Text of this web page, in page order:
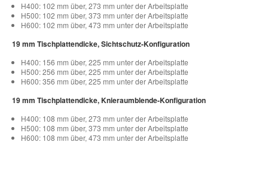
H400: 102 mm über, 273 mm unter der Arbeitsplatte
H500: 102 mm über, 373 mm unter der Arbeitsplatte
H600: 102 mm über, 473 mm unter der Arbeitsplatte
19 mm Tischplattendicke, Sichtschutz-Konfiguration
H400: 156 mm über, 225 mm unter der Arbeitsplatte
H500: 256 mm über, 225 mm unter der Arbeitsplatte
H600: 356 mm über, 225 mm unter der Arbeitsplatte
19 mm Tischplattendicke, Knieraumblende-Konfiguration
H400: 108 mm über, 273 mm unter der Arbeitsplatte
H500: 108 mm über, 373 mm unter der Arbeitsplatte
H600: 108 mm über, 473 mm unter der Arbeitsplatte